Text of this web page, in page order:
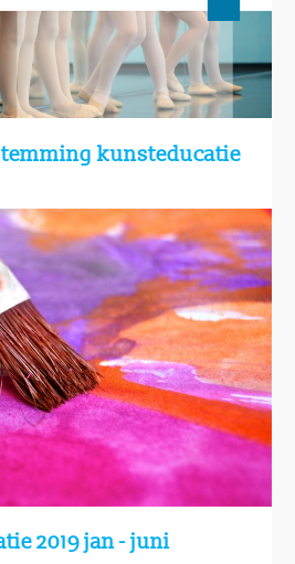
kunsteducatie
2019 jan - juni